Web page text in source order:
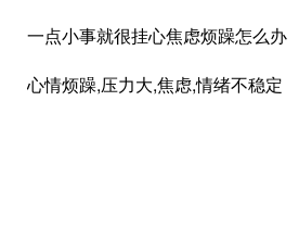
一点小事就很挂心焦虑烦躁怎么办
心情烦躁,压力大,焦虑,情绪不稳定